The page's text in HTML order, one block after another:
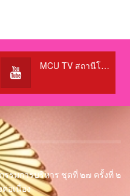
MCU TV สถานีโทรทัศน์เพื่อการศึกษา @OfficialTBCChannel
รมการบริหาร ชุดที่ ๒๗ ครั้งที่ ๒
อเนื่อง